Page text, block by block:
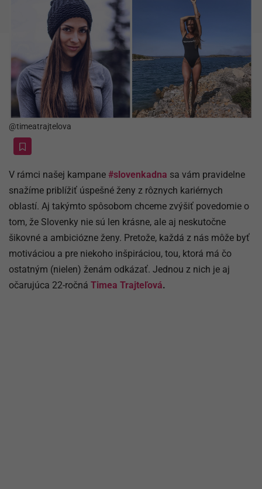
@timeatrajtelova
V rámci našej kampane #slovenkadna sa vám pravidelne
snažíme priblížiť úspešné ženy z rôznych kariérnych
oblastí. Aj takýmto spôsobom chceme zvýšiť povedomie o
tom, že Slovenky nie sú len krásne, ale aj neskutočne
šikovné a ambiciózne ženy. Pretože, každá z nás môže byť
motiváciou a pre niekoho inšpiráciou, tou, ktorá má čo
ostatným (nielen) ženám odkázať. Jednou z nich je aj
očarujúca 22-ročná Timea Trajteľová.